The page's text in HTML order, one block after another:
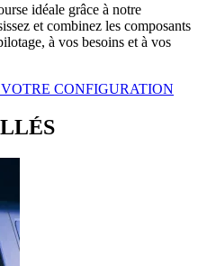
idéale grâce à notre
et combinez les composants
à vos besoins et à vos
CONFIGURATION